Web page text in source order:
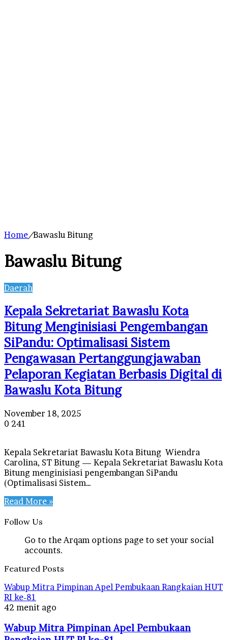
Home/Bawaslu Bitung
Bawaslu Bitung
Daerah
Kepala Sekretariat Bawaslu Kota
Bitung Menginisiasi Pengembangan
SiPandu: Optimalisasi Sistem
Pengawasan Pertanggungjawaban
Pelaporan Kegiatan Berbasis Digital di
Bawaslu Kota Bitung
November 18, 2025
0 241
Kepala Sekretariat Bawaslu Kota Bitung Wiendra
Carolina, ST Bitung — Kepala Sekretariat Bawaslu Kota
Bitung menginisiasi pengembangan SiPandu
(Optimalisasi Sistem…
Read More »
Follow Us
Go to the Arqam options page to set your social
accounts.
Featured Posts
Wabup Mitra Pimpinan Apel Pembukaan Rangkaian HUT
RI ke-81
42 menit ago
Wabup Mitra Pimpinan Apel Pembukaan